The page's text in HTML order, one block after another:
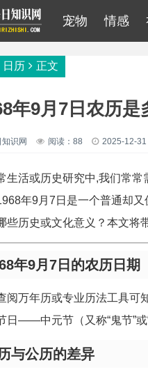
宠物 情感
日历 正文
年9月7日农历是
识网 阅读：88 2025-12-31
生活或历史研究中,我们常
年9月7日是一个普通却
些历史或文化意义？本文将
年9月7日的农历日期
阅万年历或专业历法工具可
日——中元节（又称“鬼节”或
与公历的差异